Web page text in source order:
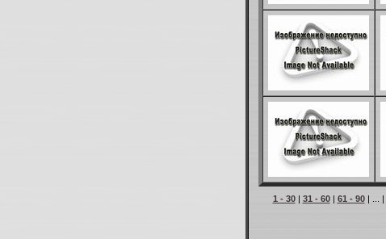
1 - 30| 31 - 60| 61 - 90| ... |